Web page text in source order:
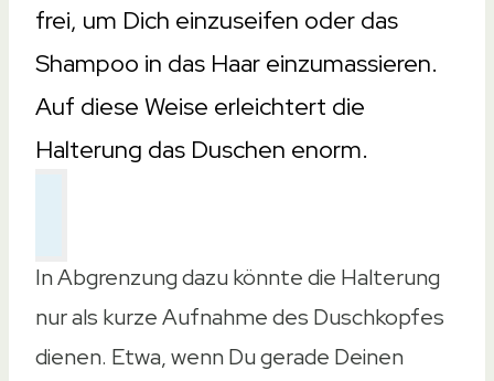
frei, um Dich einzuseifen oder das
Shampoo in das Haar einzumassieren.
Auf diese Weise erleichtert die
Halterung das Duschen enorm.
In Abgrenzung dazu könnte die Halterung
nur als kurze Aufnahme des Duschkopfes
dienen. Etwa, wenn Du gerade Deinen